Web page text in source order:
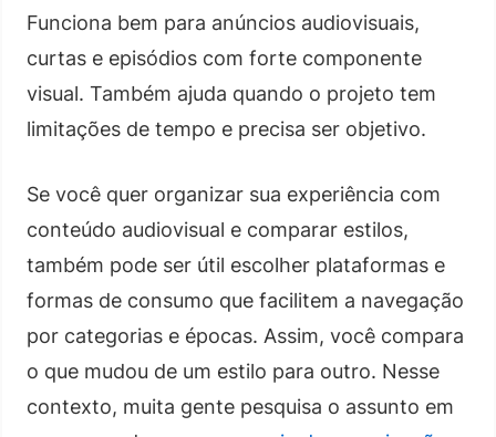
Funciona bem para anúncios audiovisuais,
curtas e episódios com forte componente
visual. Também ajuda quando o projeto tem
limitações de tempo e precisa ser objetivo.
Se você quer organizar sua experiência com
conteúdo audiovisual e comparar estilos,
também pode ser útil escolher plataformas e
formas de consumo que facilitem a navegação
por categorias e épocas. Assim, você compara
o que mudou de um estilo para outro. Nesse
contexto, muita gente pesquisa o assunto em